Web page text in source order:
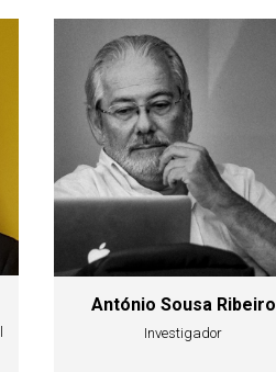
António Sousa Ribeiro
Investigador